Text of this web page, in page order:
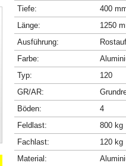
Tiefe:
400
Länge:
1250
Ausführung:
Farbe:
Typ:
120
GR/AR:
Böden:
4
Feldlast:
800 kg
Fachlast:
120 kg
Material: